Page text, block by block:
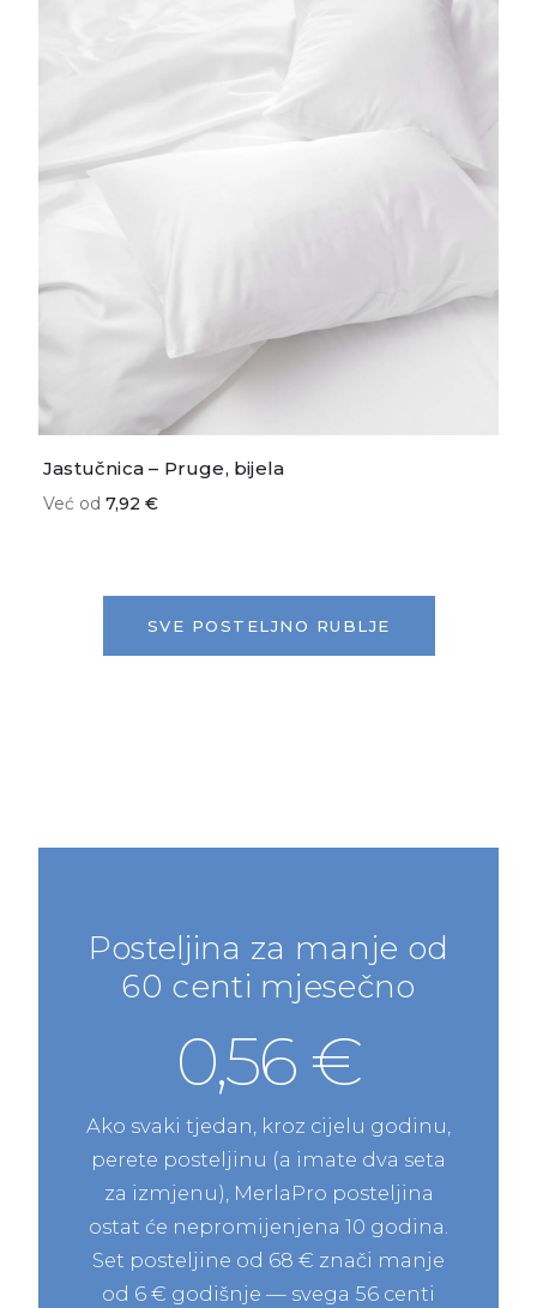
Jastučnica – Pruge, bijela
Već od 7,92 €
SVE POSTELJNO RUBLJE
Posteljina za manje od
60 centi mjesečno
0,56 €
Ako svaki tjedan, kroz cijelu godinu,
perete posteljinu (a imate dva seta
za izmjenu), MerlaPro posteljina
ostat će nepromijenjena 10 godina.
Set posteljine od 68 € znači manje
od 6 € godišnje — svega 56 centi